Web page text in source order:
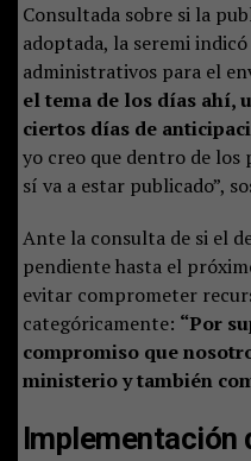
Consultada sobre si la
adoptada, la seremi
administrativos para el
el tema de los días ahí,
ciertos días de
yo creo que dentro de los
sí va a estar publicado”,
Ante la consulta de si el
pendiente hasta el
evitar comprometer
categóricamente: “Por
compromiso que
ministerio y también
Implementación